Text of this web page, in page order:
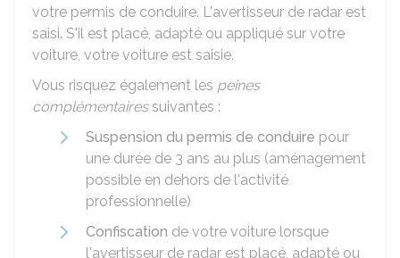
votre permis de conduire. L'avertisseur de radar est
saisi. S'il est placé, adapté ou appliqué sur votre
voiture, votre voiture est saisie.
Vous risquez également les peines
complémentairessuivantes :
Suspension du permis de conduire pour
une durée de 3 ans au plus (aménagement
possible en dehors de l'activité
professionnelle)
Confiscation de votre voiture lorsque
l'avertisseur de radar est placé, adapté ou